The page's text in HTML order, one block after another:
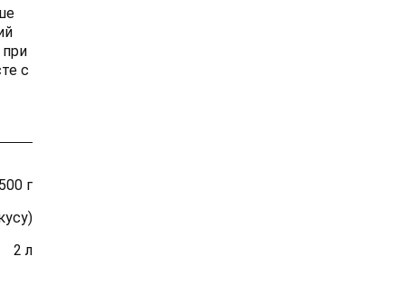
с
г
2 л